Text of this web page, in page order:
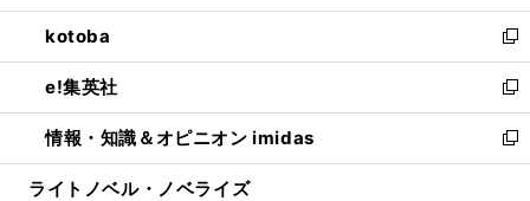
開
く
ウ
で
開
く
ン
ド
ウ
で
開
く
ウ
ィ
ン
ド
ウ
で
開
し
い
ウ
ィ
ン
ド
ウ
kotoba
新
し
い
ウ
ィ
ン
e!集英社
新
し
い
ウ
情報・知識＆オピニオン imidas
新
し
ライトノベル・ノベライズ